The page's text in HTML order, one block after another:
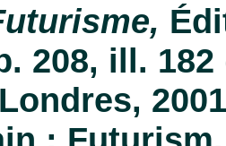
208, ill.